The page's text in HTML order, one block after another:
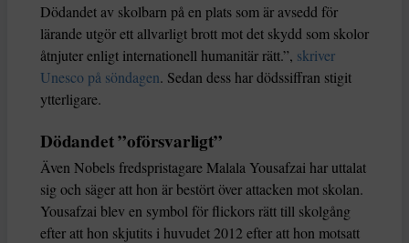
Dö­dandet av skolbarn på en plats som är avsedd för
lärande utgör ett allvarligt brott mot det skydd som skolor
åtnjuter enligt internationell humanitär rätt.”, skriver
Unesco på söndagen. Sedan dess har dödssiffran stigit
ytterligare.
Dödandet ”oförsvarligt”
Även Nobels fredspristagare Malala Yousafzai har uttalat
sig och säger att hon är bestört över attacken mot skolan.
Yousafzai blev en symbol för flickors rätt till skolgång
efter att hon skjutits i huvudet 2012 efter att hon motsatt